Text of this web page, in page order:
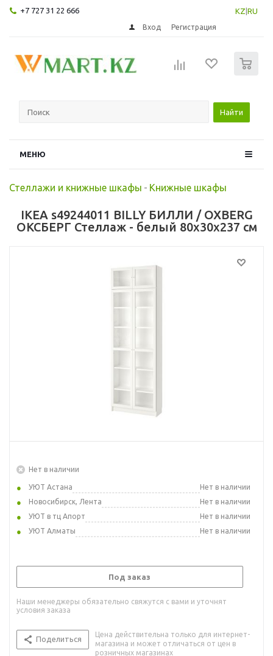
+7 727 31 22 666 KZ RU
Вход Регистрация
Найти
МЕНЮ
Стеллажи и книжные шкафы - Книжные шкафы
IKEA s49244011 BILLY БИЛЛИ / OXBERG
ОКСБЕРГ Стеллаж - белый 80x30x237 см
Нет в наличии
УЮТ Астана
Нет в наличии
Новосибирск, Лента
Нет в наличии
УЮТ в тц Апорт
Нет в наличии
УЮТ Алматы
Нет в наличии
Под заказ
Наши менеджеры обязательно свяжутся с вами и уточнят
условия заказа
Поделиться
Цена действительна только для интернет-
магазина и может отличаться от цен в
розничных магазинах